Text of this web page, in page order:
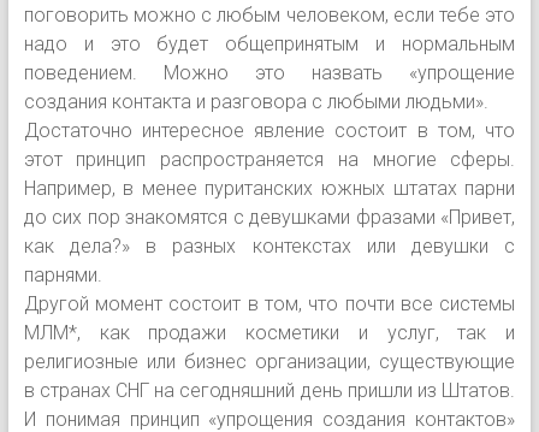
поговорить можно с любым человеком, если тебе это
надо и это будет общепринятым и нормальным
поведением. Можно это назвать «упрощение
создания контакта и разговора с любыми людьми».
Достаточно интересное явление состоит в том, что
этот принцип распространяется на многие сферы.
Например, в менее пуританских южных штатах парни
до сих пор знакомятся с девушками фразами «Привет,
как дела?» в разных контекстах или девушки с
парнями.
Другой момент состоит в том, что почти все системы
МЛМ*, как продажи косметики и услуг, так и
религиозные или бизнес организации, существующие
в странах СНГ на сегодняшний день пришли из Штатов.
И понимая принцип «упрощения создания контактов»